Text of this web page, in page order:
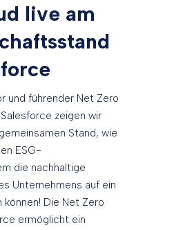
live am
und führender Net Zero
zeigen wir
Stand, wie
ESG-
die nachhaltige
Unternehmens auf ein
können! Die Net Zero
ermöglicht ein